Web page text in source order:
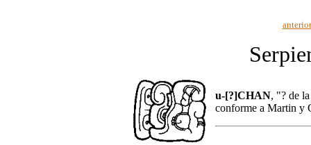
anterior
u-[?]CHAN, "? de
conforme a Martin y